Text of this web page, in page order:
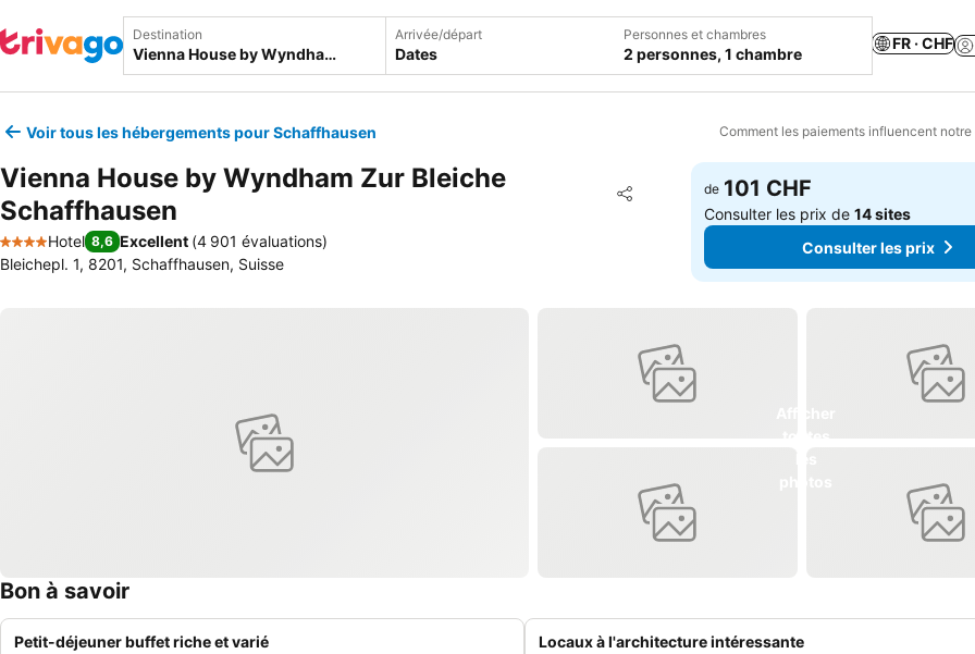
Destination Arrivée/départ
Dates
Personnes et chambres
2 personnes, 1 chambre
FR · CHF
Voir tous les hébergements pour Schaffhausen Comment les paiements influencent
Vienna House by Wyndham Zur Bleiche
Schaffhausen
Partager
Ajouter à mes favoris
4 Étoiles
Hotel 8,6 Excellent (4 901 évaluations)
Bleichepl. 1, 8201, Schaffhausen, Suisse
de 101 CHF
Consulter les prix de14 sites
Consulter les prix
Bon à savoir
Petit-déjeuner buffet riche et varié
Locaux à l'architecture intéressante